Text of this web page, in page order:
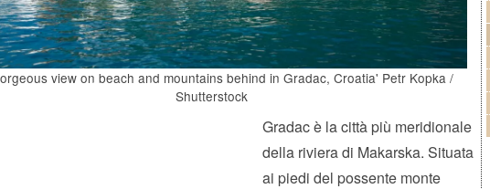
view on beach and mountains behind in Gradac, Croatia' Petr Kopka /
Shutterstock
Gradac è la città più meridionale
della riviera di Makarska. Situata
ai piedi del possente monte